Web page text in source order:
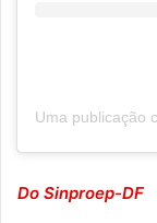
Uma publicação
Do Sinproep-DF